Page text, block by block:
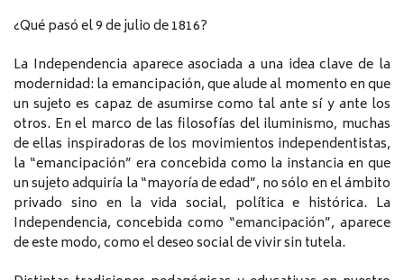
¿Qué pasó el 9 de julio de 1816?
La Independencia aparece asociada a una idea clave de la
modernidad: la emancipación, que alude al momento en que
un sujeto es capaz de asumirse como tal ante sí y ante los
otros. En el marco de las filosofías del iluminismo, muchas
de ellas inspiradoras de los movimientos independentistas,
la “emancipación” era concebida como la instancia en que
un sujeto adquiría la “mayoría de edad”, no sólo en el ámbito
privado sino en la vida social, política e histórica. La
Independencia, concebida como “emancipación”, aparece
de este modo, como el deseo social de vivir sin tutela.